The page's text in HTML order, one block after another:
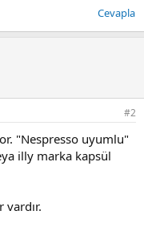
Cevapla
#2
"Nespresso uyumlu"
illy marka kapsül